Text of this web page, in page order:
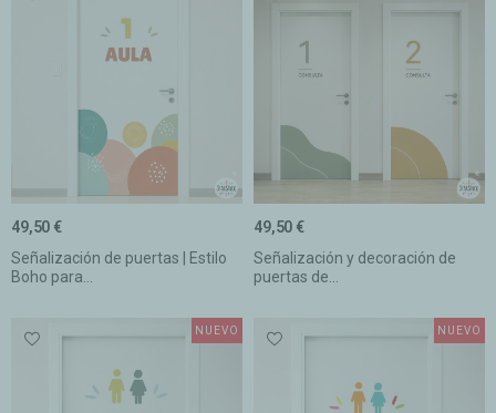
Señalización de puertas | Estilo
Boho para...
49,50 €
Señalización y decoración de
puertas de...
49,50 €
NUEVO NUEVO